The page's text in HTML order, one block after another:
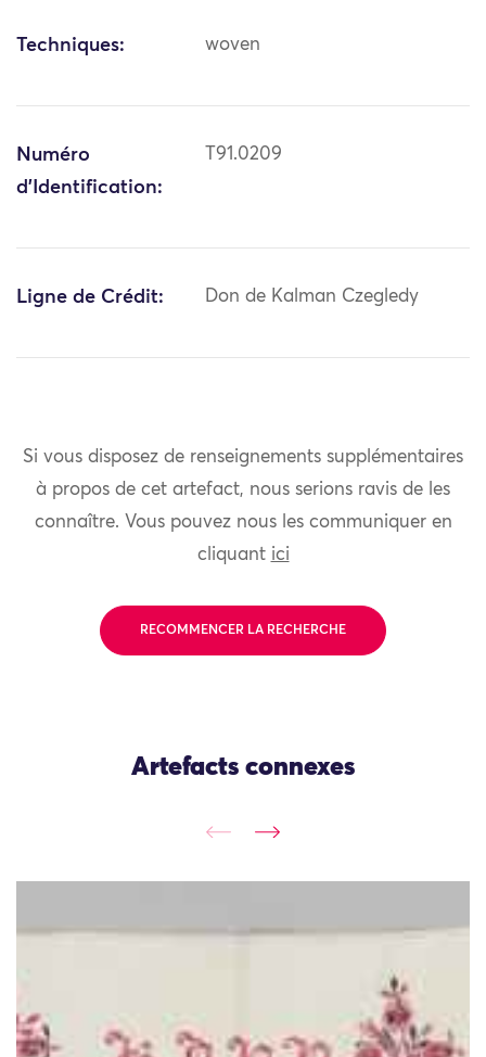
Techniques: woven
Numéro
d'Identification:
T91.0209
Ligne de Crédit: Don de Kalman Czegledy
Si vous disposez de renseignements supplémentaires
à propos de cet artefact, nous serions ravis de les
connaître. Vous pouvez nous les communiquer en
cliquant ici
RECOMMENCER LA RECHERCHE
Artefacts connexes